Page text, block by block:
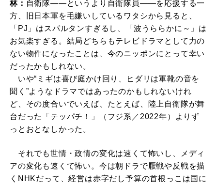
林： 自衛隊――というより自衛隊員――を応援する一
方、旧日本軍を毛嫌いしているワタシから見ると、
「PJ」はスパルタンすぎるし、「波うららかに～」は
お気楽すぎる。結局どちらもテレビドラマとして力の
ない物件になったことは、今のニッポンにとって幸い
だったかもしれない。
いや“ミギは喜び庭かけ回り、ヒダリは軍靴の音を
聞く”ようなドラマではあったのかもしれないけれ
ど、その度合いでいえば、たとえば、陸上自衛隊が舞
台だった「テッパチ！」（フジ系／2022年）よりず
っとおとなしかった。
それでも世情・政情の変化は速くて怖いし、メディ
アの変化も速くて怖い。今は朝ドラで厭戦や反戦を描
くNHKだって、経営は赤字だし予算の首根っこは国に